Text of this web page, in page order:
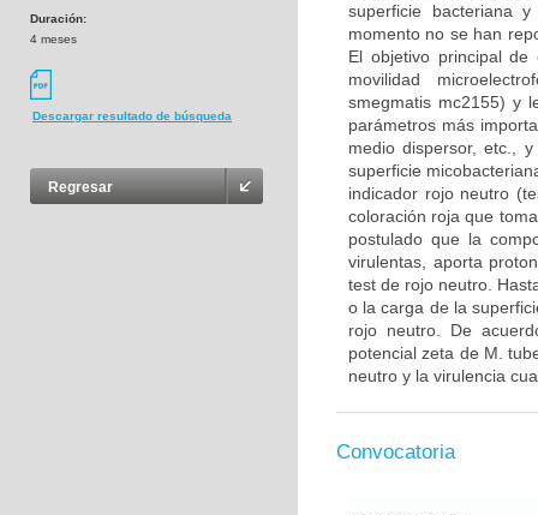
Duración:
4 meses
Descargar resultado de búsqueda
Regresar
superficie bacteriana
momento no se han
El objetivo principal
movilidad
smegmatis mc2155) y
parámetros más
medio dispersor, etc.,
superficie
indicador rojo neutro
coloración roja que
postulado que la
virulentas, aporta
test de rojo neutro.
o la carga de la
rojo neutro. De
potencial zeta de M.
neutro y la virulencia
Convocatoria